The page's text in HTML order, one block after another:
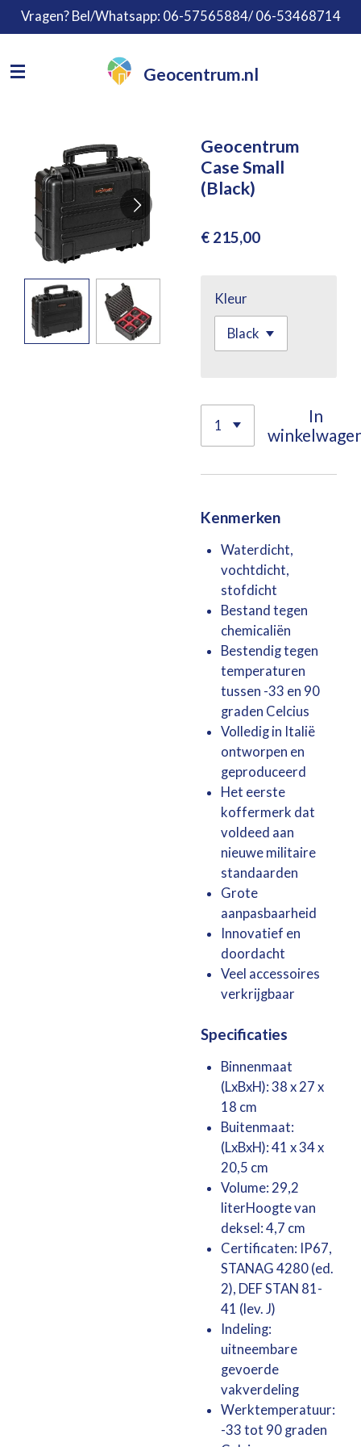
Ga
direct
de
Vragen? Bel/Whatsapp: 06-57565884/ 06-53468714
Geocentrum.nl
Geocentrum
Case Small
(Black)
€ 215,00
Kleur
In
Kenmerken
Waterdicht,
vochtdicht,
stofdicht
Bestand tegen
chemicaliën
Bestendig tegen
temperaturen
tussen -33 en 90
graden Celcius
Volledig in Italië
ontworpen en
geproduceerd
Het eerste
koffermerk dat
voldeed aan
nieuwe militaire
standaarden
Grote
aanpasbaarheid
Innovatief en
doordacht
Veel accessoires
verkrijgbaar
Specificaties
Binnenmaat
(LxBxH): 38 x 27 x
18 cm
Buitenmaat:
(LxBxH): 41 x 34 x
20,5 cm
Volume: 29,2
literHoogte van
deksel: 4,7 cm
Certificaten: IP67,
STANAG 4280 (ed.
2), DEF STAN 81-
41 (lev. J)
Indeling:
uitneembare
gevoerde
vakverdeling
Werktemperatuur:
-33 tot 90 graden